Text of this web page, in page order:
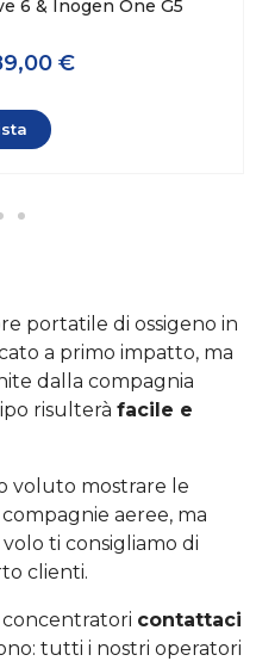
6 & Inogen One G5
€
portatile di ossigeno in
a primo impatto, ma
dalla compagnia
risulterà facile e
voluto mostrare le
aeree, ma
ti consigliamo di
clienti.
concentratori contattaci
tutti i nostri operatori